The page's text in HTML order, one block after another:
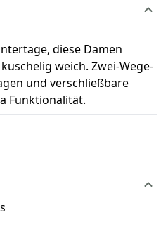
diese Damen
weich. Zwei-Wege-
und verschließbare
Funktionalität.